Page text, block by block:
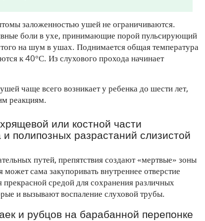
заложенностью ушей не ограничиваются.
боли в ухе, принимающие порой пульсирующий
на шум в ушах. Поднимается общая температура
к 40°С. Из слухового прохода начинает
чаще всего возникает у ребенка до шести лет,
реакциям.
или костной части
полипозных разрастаний слизистой
путей, препятствия создают «мертвые» зоны
сама закупоривать внутреннее отверстие
прекрасной средой для сохранения различных
и вызывают воспаление слуховой трубы.
и рубцов на барабанной перепонке